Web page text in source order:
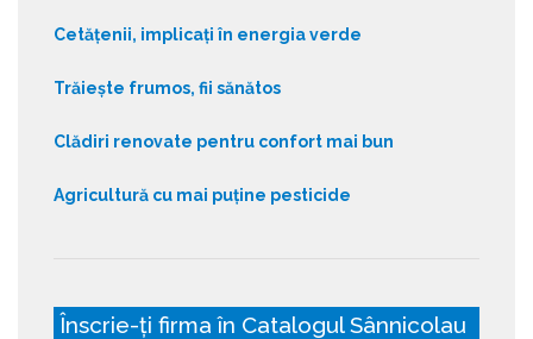
Cetățenii, implicați în energia verde
Trăiește frumos, fii sănătos
Clădiri renovate pentru confort mai bun
Agricultură cu mai puține pesticide
Înscrie-ți firma în Catalogul Sânnicolau